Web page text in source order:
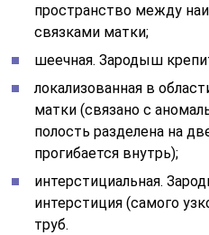
пространство между
связками матки;
шеечная. Зародыш
локализованная в
матки (связано с
полость разделена на
прогибается внутрь);
интерстициальная.
интерстиция (самого
труб.